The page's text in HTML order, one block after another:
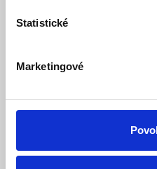
Statistické
Marketingové
Vaše cena včetně DPH: